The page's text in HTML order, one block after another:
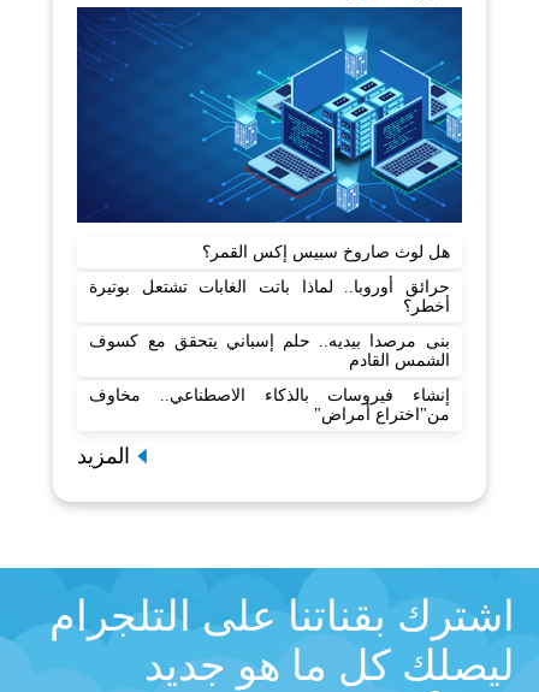
هل لوث صاروخ سبيس إكس القمر؟
حرائق أوروبا.. لماذا باتت الغابات تشتعل بوتيرة
أخطر؟
بنى مرصدا بيديه.. حلم إسباني يتحقق مع كسوف
الشمس القادم
إنشاء فيروسات بالذكاء الاصطناعي.. مخاوف
من"اختراع أمراض"
المزيد
اشترك بقناتنا على التلجرام
ليصلك كل ما هو جديد